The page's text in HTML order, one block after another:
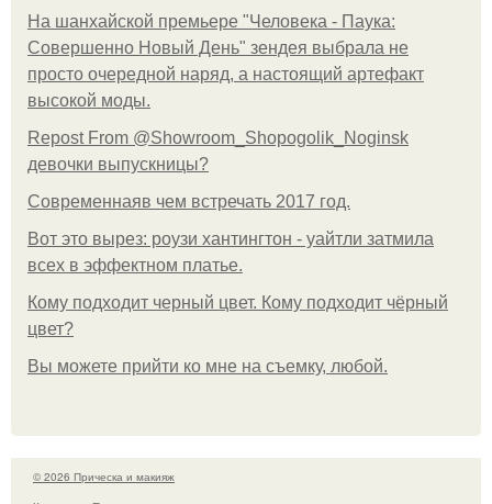
На шанхайской премьере "Человека - Паука:
Совершенно Новый День" зендея выбрала не
просто очередной наряд, а настоящий артефакт
высокой моды.
Repost From @Showroom_Shopogolik_Noginsk
девочки выпускницы?
Современнаяв чем встречать 2017 год.
Вот это вырез: роузи хантингтон - уайтли затмила
всех в эффектном платьe.
Кому подходит черный цвет. Кому подходит чёрный
цвет?
Вы можете прийти ко мне на съемку, любой.
© 2026 Прическа и макияж